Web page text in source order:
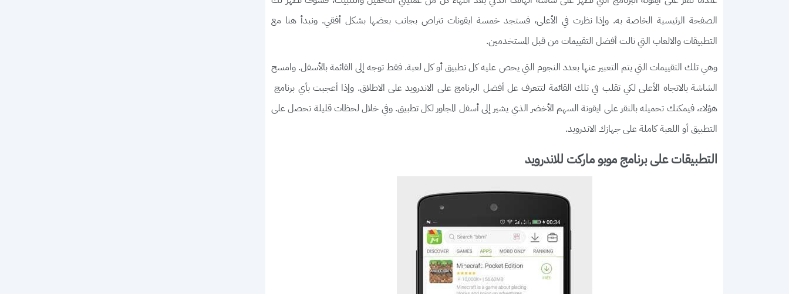
الصفحة الرئيسية الخاصة به. وإذا نظرت في الأعلى، فستجد خمسة ايقونات تتراص بجانب بعضها بشكل أفقي. ونبدأ هنا مع
التطبيقات والالعاب التي نالت أفضل التقييمات من قبل المستخدمين.
وهي تلك التقييمات التي يتم التعبير عنها بعدد النجوم التي يحص عليه كل تطبيق أو كل لعبة. فقط توجه إلى القائمة بالأسفل. وامسح
الشاشة بالاتجاه الأعلى لكي تقلب في تلك القائمة لتتعرف عل أفضل البرنامج على الاندرويد على الاطلاق. وإذا أعجبت بأي برنامج
هؤلاء، فيمكنك تحميله بالنقر على ايقونة السهم الأخضر الذي يشير إلى أسفل المجاور لكل تطبيق. وفي خلال لحظات قليلة تحصل على
التطبيق أو اللعبة كاملة على جهازك الاندرويد.
التطبيقات على برنامج موبو ماركت للاندرويد